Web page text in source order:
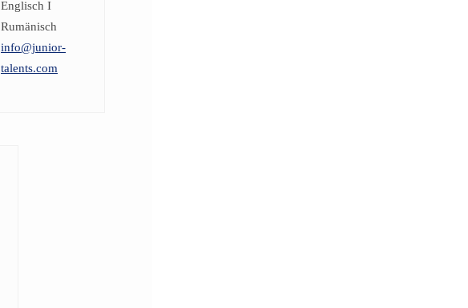
Englisch I
Rumänisch
info@junior-
talents.com